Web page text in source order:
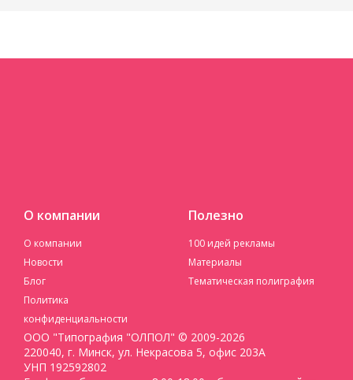
О компании
О компании
Новости
Блог
Политика
конфиденциальности
Полезно
100 идей рекламы
Материалы
Тематическая полиграфия
ООО "Типография "ОЛПОЛ" © 2009-2026
220040, г. Минск, ул. Некрасова 5, офис 203А
УНП 192592802